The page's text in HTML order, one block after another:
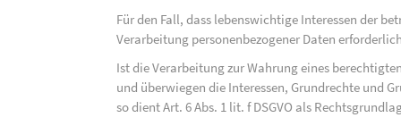
Für den Fall, dass lebenswichtige Interessen der
Verarbeitung personenbezogener Daten
Ist die Verarbeitung zur Wahrung eines
und überwiegen die Interessen, Grundrechte und
so dient Art. 6 Abs. 1 lit. f DSGVO als